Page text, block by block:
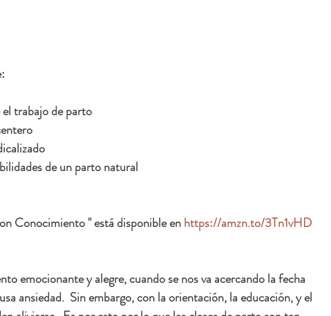
trabajo de parto
de un parto natural
Conocimiento " está disponible en https://amzn.to/3Tn1vHD
emocionante y alegre, cuando se nos va acercando la fecha
ansiedad.  Sin embargo, con la orientación, la educación, y el